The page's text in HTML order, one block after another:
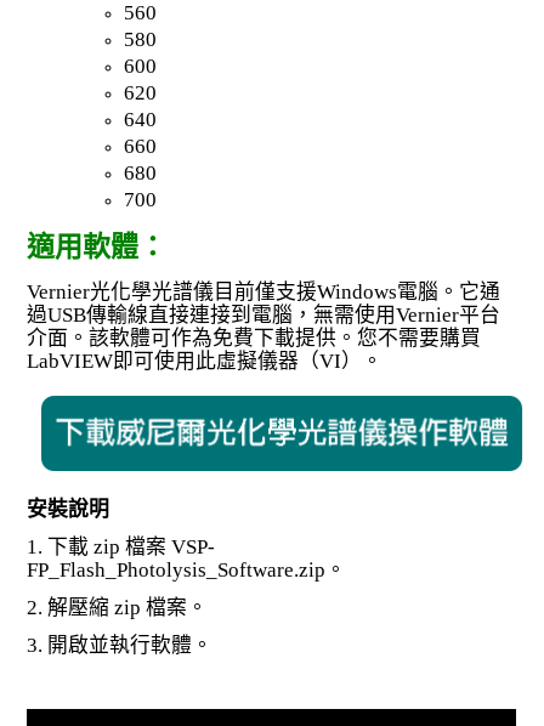
560
580
600
620
640
660
680
700
適用軟體：
Vernier光化學光譜儀目前僅支援Windows電腦。它通
過USB傳輸線直接連接到電腦，無需使用Vernier平台
介面。該軟體可作為免費下載提供。您不需要購買
LabVIEW即可使用此虛擬儀器（VI）。
安裝說明
1. 下載 zip 檔案 VSP-
FP_Flash_Photolysis_Software.zip。
2. 解壓縮 zip 檔案。
3. 開啟並執行軟體。